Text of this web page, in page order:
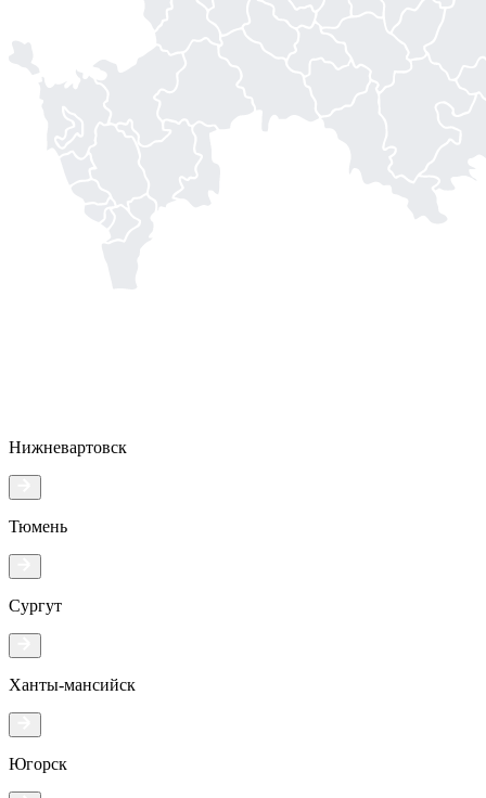
Нижневартовск
Тюмень
Сургут
Ханты-мансийск
Югорск